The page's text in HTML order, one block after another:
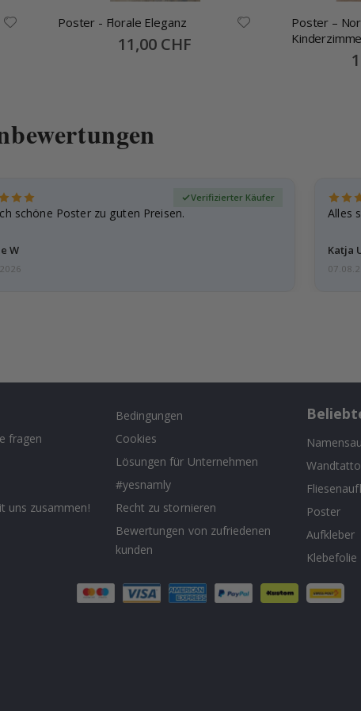
Poster - Florale Eleganz
Special
Price
11,00 CHF
Poster –
schöne Poster zu guten Preisen.
W
Verifizierter Käufer
Alles
Katja
fragen
uns zusammen!
Bedingungen
Cookies
Lösungen für Unternehmen
#yesnamly
Recht zu stornieren
Bewertungen von zufriedenen
kunden
Poster
Aufkleber
Klebefolie